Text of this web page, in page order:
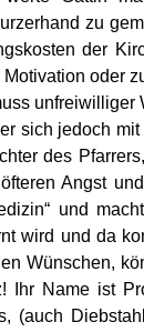
zu
der
oder
unfreiwilliger
sich jedoch
des
Angst
und
wird und da
Wünschen,
Ihr Name ist
(auch